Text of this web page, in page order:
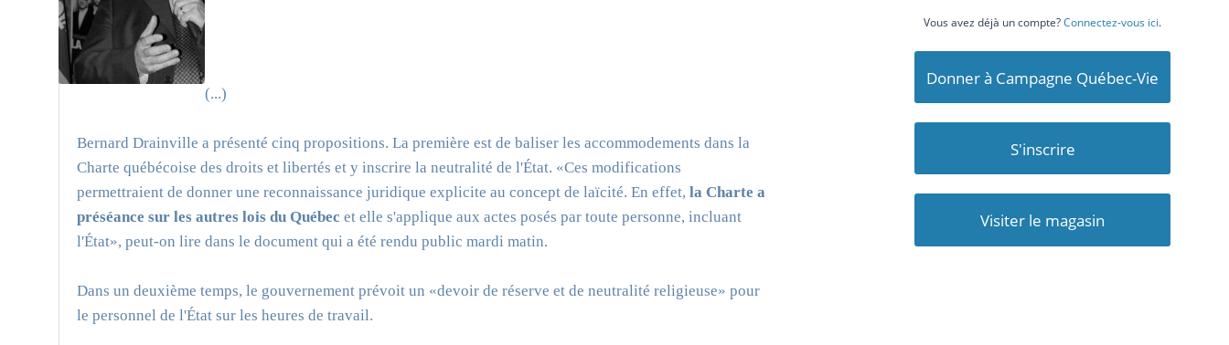
(...)
Bernard Drainville a présenté cinq propositions. La première est de baliser les accommodements dans la
Charte québécoise des droits et libertés et y inscrire la neutralité de l'État. «Ces modifications
permettraient de donner une reconnaissance juridique explicite au concept de laïcité. En effet,la Charte a
préséance sur les autres lois du Québec et elle s'applique aux actes posés par toute personne, incluant
l'État», peut-on lire dans le document qui a été rendu public mardi matin.
Dans un deuxième temps, le gouvernement prévoit un «devoir de réserve et de neutralité religieuse» pour
le personnel de l'État sur les heures de travail.
Vous avez déjà un compte?Connectez-vous ici.
Donner à Campagne Québec-Vie
S'inscrire
Visiter le magasin